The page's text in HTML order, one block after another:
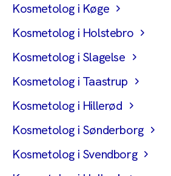
Kosmetolog i Køge
Kosmetolog i Holstebro
Kosmetolog i Slagelse
Kosmetolog i Taastrup
Kosmetolog i Hillerød
Kosmetolog i Sønderborg
Kosmetolog i Svendborg